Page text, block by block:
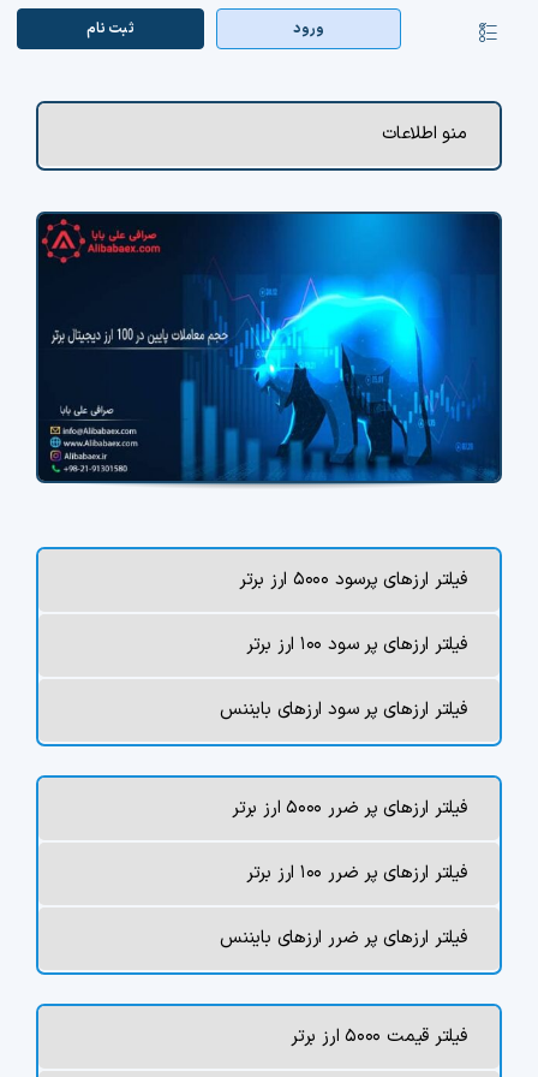
کنترلر
بازار ارزها
اپلیکیشن
بازار معاملاتی
تابلوخوانی ارزهای دیجیتال
چت جی پی تی رایگان
فیلتر ارزهای دیجیتال
کارمزد
دسته‌بندی ارزها
شاخص ترس و طمع
خرید تتر ارزان
مشاوره خدمات مالی
ورود ثبت‌ نام
منو اطلاعات
فیلتر ارزهای پرسود ۵۰۰۰ ارز برتر
فیلتر ارزهای پر سود ۱۰۰ ارز برتر
فیلتر ارزهای پر سود ارزهای بایننس
فیلتر ارزهای پر ضرر ۵۰۰۰ ارز برتر
فیلتر ارزهای پر ضرر ۱۰۰ ارز برتر
فیلتر ارزهای پر ضرر ارزهای بایننس
فیلتر قیمت ۵۰۰۰ ارز برتر